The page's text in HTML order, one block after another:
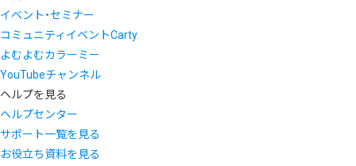
イベント・セミナー
コミュニティイベントCarty
よむよむカラーミー
YouTubeチャンネル
ヘルプを見る
ヘルプセンター
サポート一覧を見る
お役立ち資料を見る